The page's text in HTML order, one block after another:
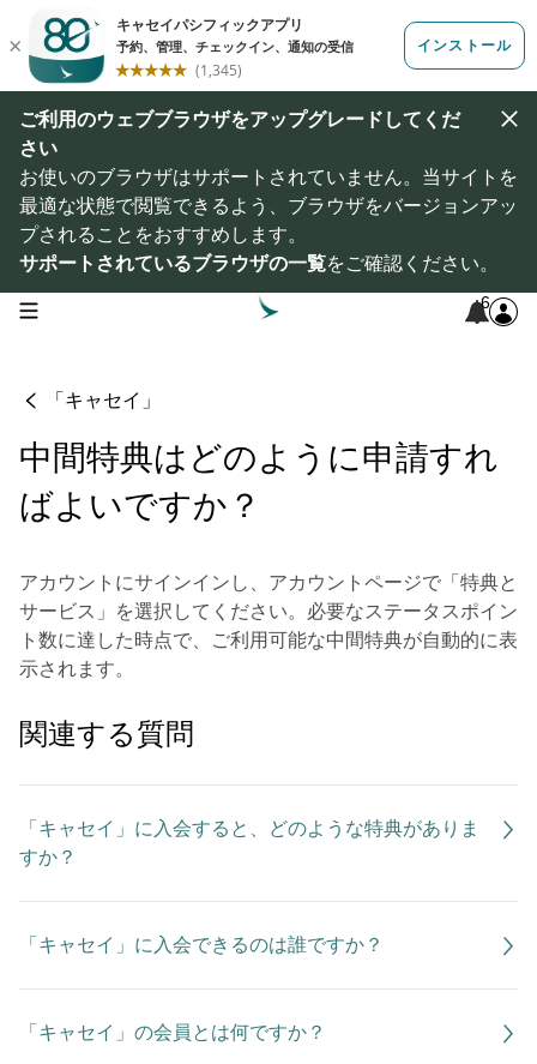
ご利用のウェブブラウザをアップグレードしてくだ
さい
お使いのブラウザはサポートされていません。当サイトを
最適な状態で閲覧できるよう、ブラウザをバージョンアッ
プされることをおすすめします。
サポートされているブラウザの一覧をご確認ください。
open navigation menu 6
「キャセイ」
中間特典はどのように申請すれ
ばよいですか？
アカウントにサインインし、アカウントページで「特典と
サービス」を選択してください。必要なステータスポイン
ト数に達した時点で、ご利用可能な中間特典が自動的に表
示されます。
関連する質問
「キャセイ」に入会すると、どのような特典がありま
すか？
「キャセイ」に入会できるのは誰ですか？
「キャセイ」の会員とは何ですか？